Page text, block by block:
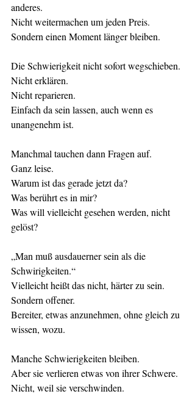
anderes.
Nicht weitermachen um jeden Preis.
Sondern einen Moment länger bleiben.
Die Schwierigkeit nicht sofort wegschieben.
Nicht erklären.
Nicht reparieren.
Einfach da sein lassen, auch wenn es
unangenehm ist.
Manchmal tauchen dann Fragen auf.
Ganz leise.
Warum ist das gerade jetzt da?
Was berührt es in mir?
Was will vielleicht gesehen werden, nicht
gelöst?
„Man muß ausdauerner sein als die
Schwirigkeiten.“
Vielleicht heißt das nicht, härter zu sein.
Sondern offener.
Bereiter, etwas anzunehmen, ohne gleich zu
wissen, wozu.
Manche Schwierigkeiten bleiben.
Aber sie verlieren etwas von ihrer Schwere.
Nicht, weil sie verschwinden.